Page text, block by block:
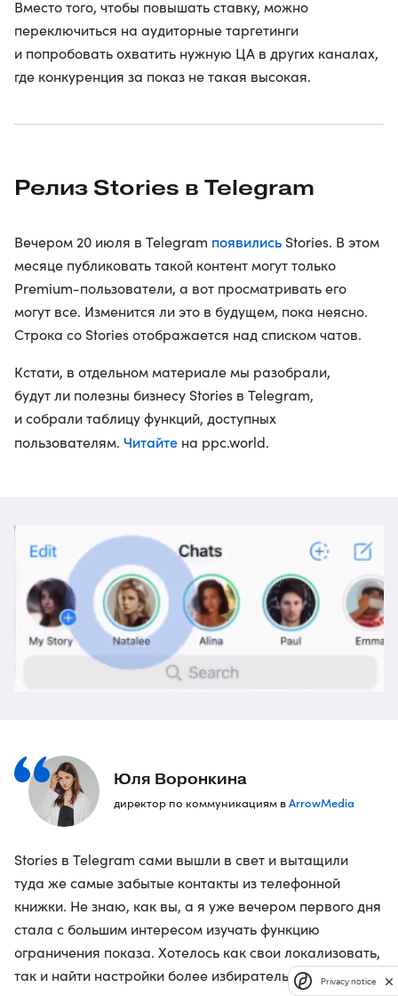
Вместо того, чтобы повышать ставку, можно
переключиться на аудиторные таргетинги
и попробовать охватить нужную ЦА в других каналах,
где конкуренция за показ не такая высокая.
Релиз Stories в Telegram
Вечером 20 июля в Telegram появились Stories. В этом
месяце публиковать такой контент могут только
Premium-пользователи, а вот просматривать его
могут все. Изменится ли это в будущем, пока неясно.
Строка со Stories отображается над списком чатов.
Кстати, в отдельном материале мы разобрали,
будут ли полезны бизнесу Stories в Telegram,
и собрали таблицу функций, доступных
пользователям. Читайте на ppc.world.
Юля Воронкина
директор по коммуникациям вArrowMedia
Stories в Telegram сами вышли в свет и вытащили
туда же самые забытые контакты из телефонной
книжки. Не знаю, как вы, а я уже вечером первого дня
стала с большим интересом изучать функцию
ограничения показа. Хотелось как свои локализовать,
так и найти настройки более избирательного
Privacy notice